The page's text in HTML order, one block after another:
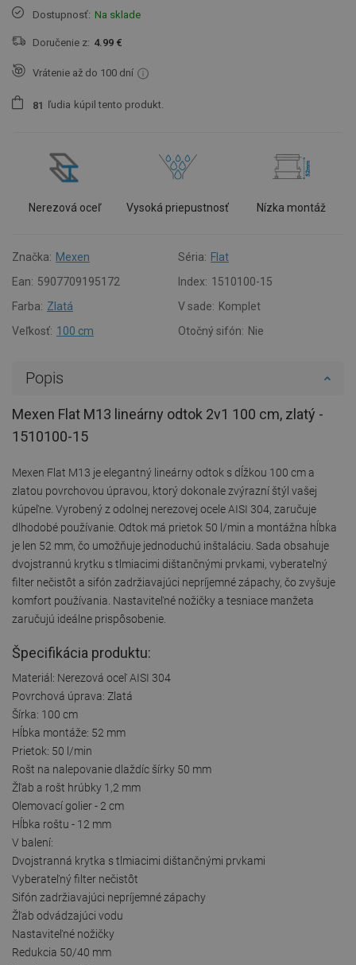
Dostupnosť: Na sklade
Doručenie z: 4.99 €
Vrátenie až do 100 dní
81 ľudia kúpil tento produkt.
Nerezová oceľ Vysoká priepustnosť Nízka montáž
Značka: Mexen Séria: Flat
Ean: 5907709195172 Index: 1510100-15
Farba: Zlatá V sade: Komplet
Veľkosť: 100 cm Otočný sifón: Nie
Popis
Mexen Flat M13 lineárny odtok 2v1 100 cm, zlatý -
1510100-15
Mexen Flat M13 je elegantný lineárny odtok s dĺžkou 100 cm a
zlatou povrchovou úpravou, ktorý dokonale zvýrazní štýl vašej
kúpeľne. Vyrobený z odolnej nerezovej ocele AISI 304, zaručuje
dlhodobé používanie. Odtok má prietok 50 l/min a montážna hĺbka
je len 52 mm, čo umožňuje jednoduchú inštaláciu. Sada obsahuje
dvojstrannú krytku s tlmiacimi dištančnými prvkami, vyberateľný
filter nečistôt a sifón zadržiavajúci nepríjemné zápachy, čo zvyšuje
komfort používania. Nastaviteľné nožičky a tesniace manžeta
zaručujú ideálne prispôsobenie.
Špecifikácia produktu:
Materiál: Nerezová oceľ AISI 304
Povrchová úprava: Zlatá
Šírka: 100 cm
Hĺbka montáže: 52 mm
Prietok: 50 l/min
Rošt na nalepovanie dlaždíc šírky 50 mm
Žľab a rošt hrúbky 1,2 mm
Olemovací golier - 2 cm
Hĺbka roštu - 12 mm
V balení:
Dvojstranná krytka s tlmiacimi dištančnými prvkami
Vyberateľný filter nečistôt
Sifón zadržiavajúci nepríjemné zápachy
Žľab odvádzajúci vodu
Nastaviteľné nožičky
Redukcia 50/40 mm